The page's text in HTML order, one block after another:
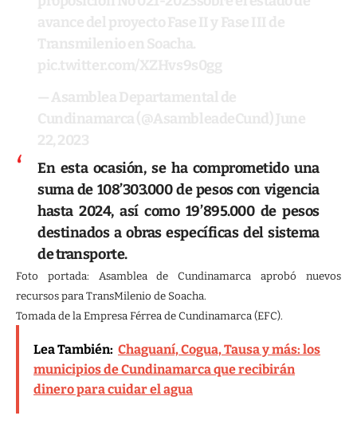
En esta ocasión, se ha comprometido una
suma de 108’303.000 de pesos con vigencia
hasta 2024, así como 19’895.000 de pesos
destinados a obras específicas del sistema
de transporte.
Foto portada: Asamblea de Cundinamarca aprobó nuevos
recursos para TransMilenio de Soacha.
Tomada de la Empresa Férrea de Cundinamarca (EFC).
Lea También: Chaguaní, Cogua, Tausa y más: los
municipios de Cundinamarca que recibirán
dinero para cuidar el agua